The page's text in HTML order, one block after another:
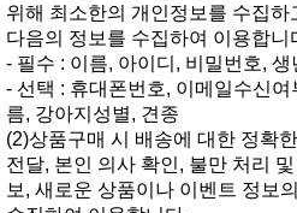
위해최소한의개인정보를수집하
다음의정보를수집하여이용합니
-필수:이름,아이디,비밀번호,생
-선택:휴대폰번호,이메일수신여
름,강아지성별,견종
(2)상품구매시배송에대한정확
전달,본인의사확인,불만처리
보,새로운상품이나이벤트정보